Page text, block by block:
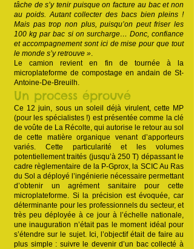
tâche de s’y tenir puisque on facture au bac et non
au poids. Autant collecter des bacs bien pleins !
Mais pas trop non plus, puisqu’on peut friser les
100 kg par bac si on surcharge… Donc, confiance
et accompagnement sont ici de mise pour que tout
le monde s’y retrouve ».
Le camion revient en fin de tournée à la
microplateforme de compostage en andain de St-
Antoine-De-Breuilh.
Un process éprouvé
Ce 12 juin, sous un soleil déjà virulent, cette MP
(pour les spécialistes !) est présentée comme la clé
de voûte de La Récolte, qui autorise le retour au sol
de cette matière organique venant d’apporteurs
variés. Cette particularité et les volumes
potentiellement traités (jusqu’à 250 T) dépassant le
cadre règlementaire de la P-Gprox, la SCIC Au Ras
du Sol a déployé l’ingénierie nécessaire permettant
d’obtenir un agrément sanitaire pour cette
microplateforme. Si la précision est évoquée, car
déterminante pour les professionnels du secteur, et
très peu déployée à ce jour à l’échelle nationale,
une inauguration n’était pas le moment idéal pour
s’étendre sur le sujet. Ici, l’objectif était de faire au
plus simple : suivre le devenir d’un bac collecté à